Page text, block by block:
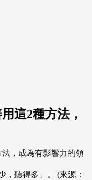
這2種方法，
，聽得多」。 (來源：